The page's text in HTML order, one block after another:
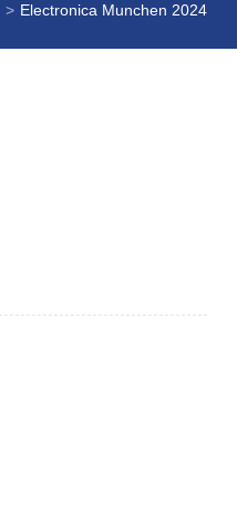
> Electronica Munchen 2024